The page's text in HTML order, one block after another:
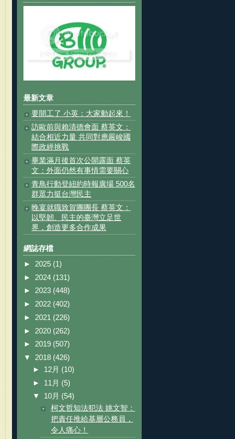
最新文章
要開工了 小英：大家動起來！
訪歐前與賴清德會面 蔡英文：
結合相近力量 共同對應嚴峻國
際政經挑戰
畢業滿月後首次公開露面 蔡英
文：外面仍然有事情需要關心
青鳥行動登紐約時報廣場 500名
群眾力挺台灣民主
晚宴就職致賀團團長 蔡英文：
以堅韌、民主的臺灣立足世
界，創造更多合作成果
網誌存檔
► 2025 (1)
► 2024 (131)
► 2023 (448)
► 2022 (402)
► 2021 (226)
► 2020 (262)
► 2019 (507)
▼ 2018 (426)
► 12月 (10)
► 11月 (5)
▼ 10月 (54)
柯文哲知法犯法 姚文智：
把責任推給基層公務員，
令人痛心！